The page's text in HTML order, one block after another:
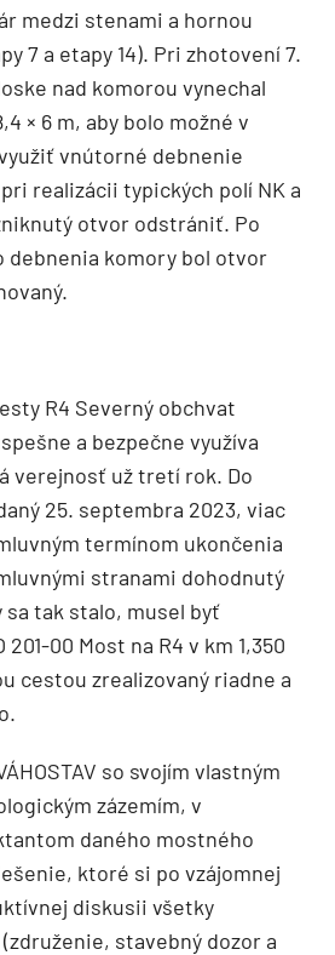
medzi stenami a hornou
7 a etapy 14). Pri zhotovení 7.
nad komorou vynechal
× 6 m, aby bolo možné v
vnútorné debnenie
realizácii typických polí NK a
otvor odstrániť. Po
debnenia komory bol otvor
R4 Severný obchvat
a bezpečne využíva
verejnosť už tretí rok. Do
25. septembra 2023, viac
termínom ukončenia
stranami dohodnutý
sa tak stalo, musel byť
00 Most na R4 v km 1,350
cestou zrealizovaný riadne a
so svojím vlastným
zázemím, v
daného mostného
ktoré si po vzájomnej
diskusii všetky
stavebný dozor a